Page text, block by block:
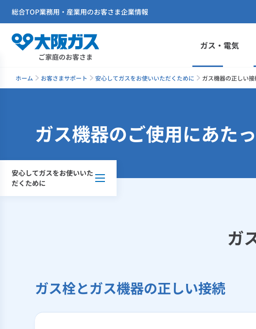
ご家庭のお客さま
ガス・電気
総合TOP業務用・産業用のお客さま企業情報
ホーム お客さまサポート 安心してガスをお使いいただくために ガス機器の正しい
安心してガスをお使いいた
だくために
ガス機器のご使用にあた
ガ
ガス栓とガス機器の正しい接続